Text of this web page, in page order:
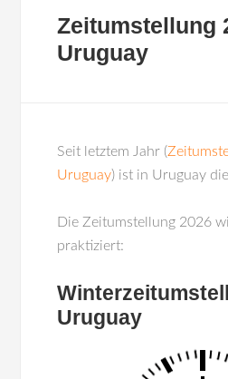
Zeitumstellung
Uruguay
Seit letztem Jahr (
Uruguay) ist in Uruguay
Die Zeitumstellung 2026
praktiziert:
Uruguay